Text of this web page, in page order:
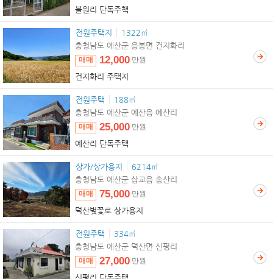
불원리 단독주책
전원주택지 1322㎡
건지화리 주택지
매매 12,000 만원
충청남도 예산군 응봉면 건지화리
전원주택 188㎡
예산리 단독주택
매매 25,000 만원
충청남도 예산군 예산읍 예산리
상가/상가용지 6214㎡
덕산벚꽃로 상가용지
매매 75,000 만원
충청남도 예산군 삽교읍 송산리
전원주택 334㎡
매매 27,000 만원
충청남도 예산군 덕산면 신평리